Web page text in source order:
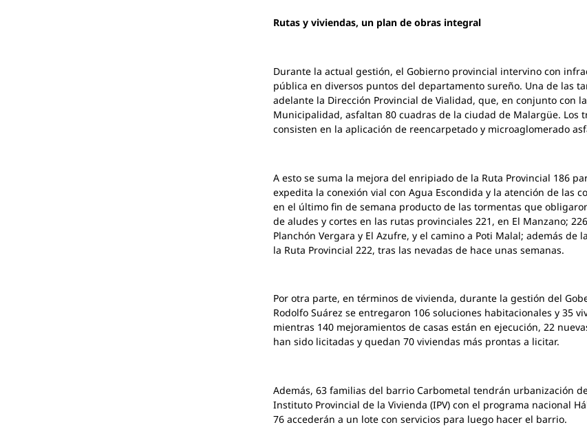
Rutas y viviendas, un plan de obras integral
Durante la actual gestión, el Gobierno provincial intervino con
pública en diversos puntos del departamento sureño. Una de las
adelante la Dirección Provincial de Vialidad, que, en conjunto con la
Municipalidad, asfaltan 80 cuadras de la ciudad de Malargüe. Los
consisten en la aplicación de reencarpetado y microaglomerado
A esto se suma la mejora del enripiado de la Ruta Provincial 186
expedita la conexión vial con Agua Escondida y la atención de las
en el último fin de semana producto de las tormentas que
de aludes y cortes en las rutas provinciales 221, en El Manzano;
Planchón Vergara y El Azufre, y el camino a Poti Malal; además de
la Ruta Provincial 222, tras las nevadas de hace unas semanas.
Por otra parte, en términos de vivienda, durante la gestión del
Rodolfo Suárez se entregaron 106 soluciones habitacionales y 35
mientras 140 mejoramientos de casas están en ejecución, 22
han sido licitadas y quedan 70 viviendas más prontas a licitar.
Además, 63 familias del barrio Carbometal tendrán urbanización
Instituto Provincial de la Vivienda (IPV) con el programa nacional
76 accederán a un lote con servicios para luego hacer el barrio.